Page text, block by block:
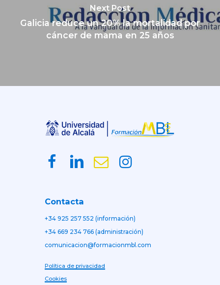
Next Post
Galicia reduce un 20% la mortalidad por
cáncer de mama en 25 años
Contacta
+34 925 257 552 (información)
+34 669 234 766 (administración)
comunicacion@formacionmbl.com
Política de privacidad
Cookies